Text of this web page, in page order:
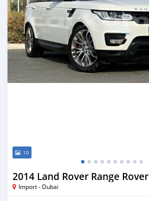
10
2014 Land Rover Range Rover
Import - Dubai